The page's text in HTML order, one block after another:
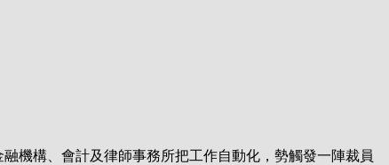
機構、會計及律師事務所把工作自動化，勢觸發一陣裁員